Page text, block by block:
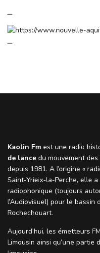
–
–
Kaolin Fm est une radio
de lance du mouvement des
depuis 1981. A l’origine «
Saint-Yrieix-la-Perche, elle
radiophonique (toujours
l’Audiovisuel) pour le bassin
Rochechouart.
Aujourd’hui, les émetteurs
Limousin ainsi qu’une partie